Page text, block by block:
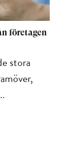
företagen
stora